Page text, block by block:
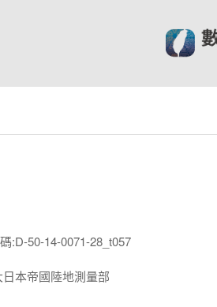
:D-50-14-0071-28_t057
本帝國陸地測量部